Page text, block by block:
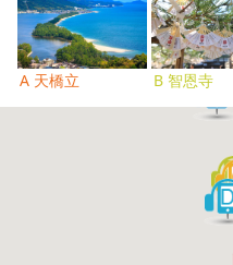
トル、長さ約3.6キロメー
その細長い砂嘴の上に約
海の青が見事なコントラ
士記』によれば、伊邪那
伊邪那美大神（いざなみ
うためのはしごが倒れて
地形の特徴から、天橋立
ら眺めるのが普通です。
にして見ると天に舞う龍
A 天橋立 B 智恩寺